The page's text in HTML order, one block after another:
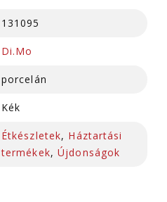
131095
Di.Mo
porcelán
Kék
Étkészletek, Háztartási
termékek,Újdonságok